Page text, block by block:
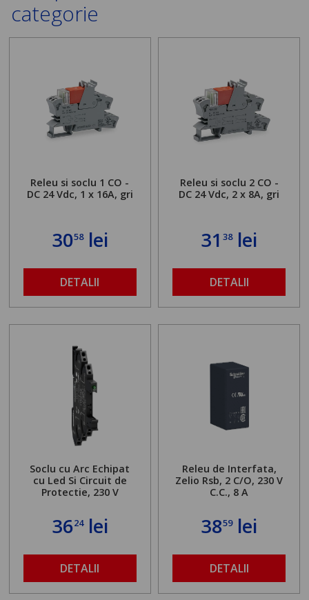
categorie
Releu si soclu 1 CO -
DC 24 Vdc, 1 x 16A, gri
3058lei
DETALII
Releu si soclu 2 CO -
DC 24 Vdc, 2 x 8A, gri
3138lei
DETALII
Soclu cu Arc Echipat
cu Led Si Circuit de
Protectie, 230 V
3624lei
DETALII
Releu de Interfata,
Zelio Rsb, 2 C/O, 230 V
C.C., 8 A
3859lei
DETALII